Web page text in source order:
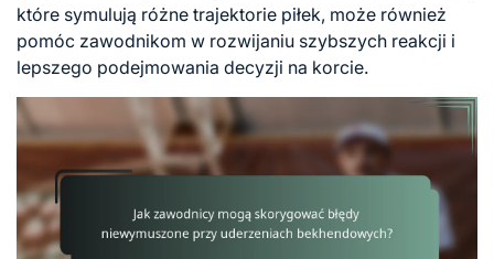
które symulują różne trajektorie piłek, może również
pomóc zawodnikom w rozwijaniu szybszych reakcji i
lepszego podejmowania decyzji na korcie.